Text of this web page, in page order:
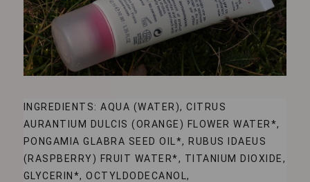
INGREDIENTS: AQUA (WATER), CITRUS
AURANTIUM DULCIS (ORANGE) FLOWER WATER*,
PONGAMIA GLABRA SEED OIL*, RUBUS IDAEUS
(RASPBERRY) FRUIT WATER*, TITANIUM DIOXIDE,
GLYCERIN*, OCTYLDODECANOL,